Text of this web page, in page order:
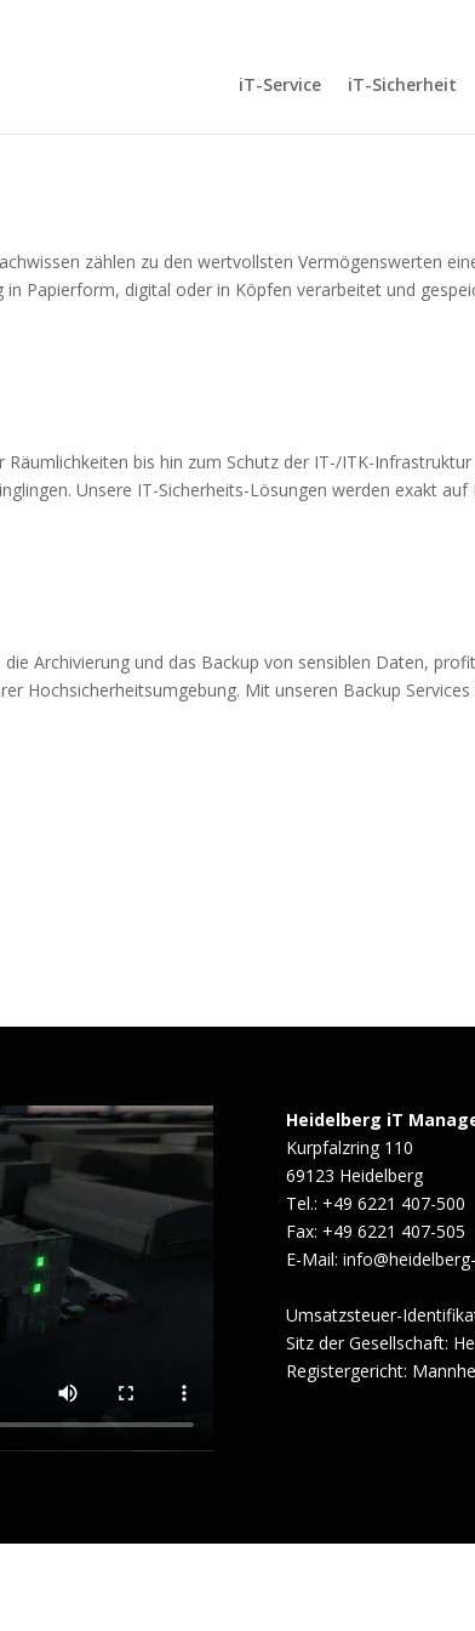
iT-Service iT-Sicherheit
zählen zu den wertvollsten Vermögenswerten
Papierform, digital oder in Köpfen verarbeitet und
bis hin zum Schutz der IT-/ITK-
Unsere IT-Sicherheits-Lösungen werden exakt auf
Archivierung und das Backup von sensiblen Daten,
Hochsicherheitsumgebung. Mit unseren Backup Services
Heidelberg iT
Kurpfalzring 110
69123 Heidelberg
Tel.: +49 6221 407-500
Fax: +49 6221 407-505
E-Mail:
Umsatzsteuer-
Sitz der Gesellschaft:
Registergericht: